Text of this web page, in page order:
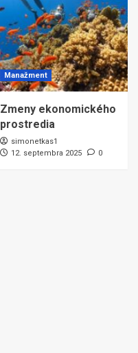
Manažment
Zmeny ekonomického
prostredia
simonetkas1
12. septembra 2025
0